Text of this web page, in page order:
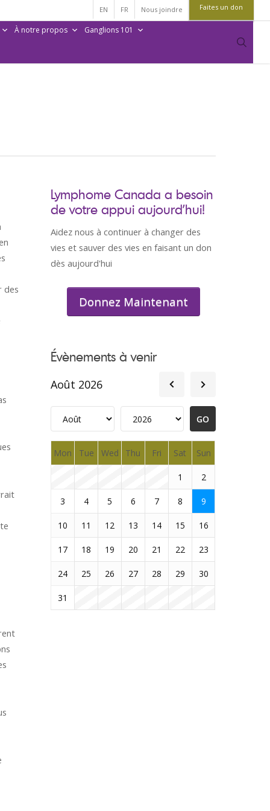
EN FR Nous joindre Faites un don
À notre propos Ganglions 101
des
Lymphome Canada a besoin
de votre appui aujourd’hui!
Aidez nous à continuer à changer des
vies et sauver des vies en faisant un don
dès aujourd'hui
Donnez Maintenant
Évènements à venir
Août 2026
Mon Tue Wed Thu Fri Sat Sun
1 2
3 4 5 6 7 8 9
10 11 12 13 14 15 16
17 18 19 20 21 22 23
24 25 26 27 28 29 30
31